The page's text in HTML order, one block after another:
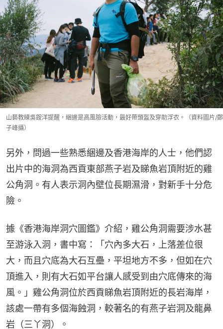
山藝教練吳銨洋提醒，綑邊是高風險活動，最好帶頭盔及穿助浮衣。（資料圖片/鄭
子峰攝）
另外，問過一些熟悉綑邊及香港海岸的人士，他們認
出片中的海洞為西貢東部燕子岩及睇魚岩頂附近的雞
公角洞。有人表示洞內壁位長期濕滑，對新手十分危
險。
據《香港海岸洞穴圖鑑》介紹，雞公角洞需要涉水甚
至游泳入洞，書中寫：「穴內多大石，上落差位很
大，而且穴底為大石互壘，平坦地方不多，但如在穴
頂進入，則有大石如平台讓人感受到由穴底傳來的海
風。」雞公角洞位於西貢睇魚岩頂附近的長岩海岸，
該處一帶有多個海蝕洞，較著名的有燕子岩洞及龍鼻
岩（三丫洞）。